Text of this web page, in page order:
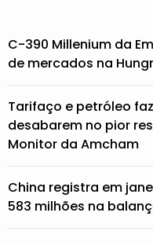
C-390 Millenium da
de mercados na
Tarifaço e petróleo
desabarem no pior
Monitor da Amcham
China registra em
583 milhões na